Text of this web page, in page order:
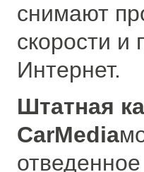
снимают
скорости и
Интернет.
Штатная
CarMedia